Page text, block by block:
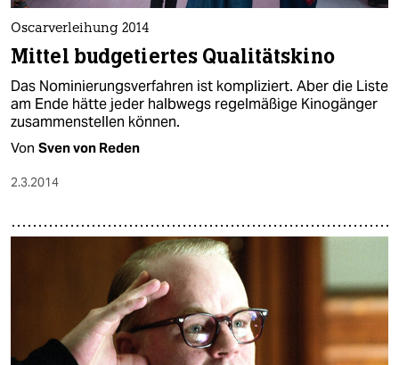
Oscarverleihung 2014
Mittel budgetiertes Qualitätskino
Das Nominierungsverfahren ist kompliziert. Aber die Liste
am Ende hätte jeder halbwegs regelmäßige Kinogänger
zusammenstellen können.
Von Sven von Reden
2.3.2014